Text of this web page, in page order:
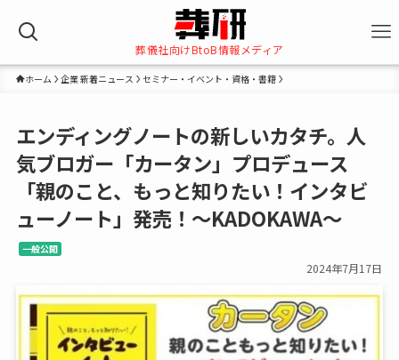
葬儀社向けBtoB情報メディア
ホーム 企業 新着ニュース セミナー・イベント・資格・書籍
エンディングノートの新しいカタチ。人
気ブロガー「カータン」プロデュース
「親のこと、もっと知りたい！インタビ
ューノート」発売！～KADOKAWA～
一般公開
2024年7月17日